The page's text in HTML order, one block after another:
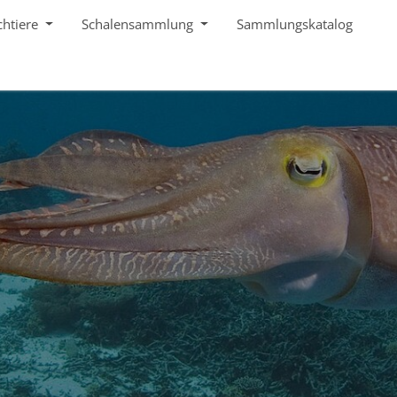
Schalensammlung Sammlungskatalog